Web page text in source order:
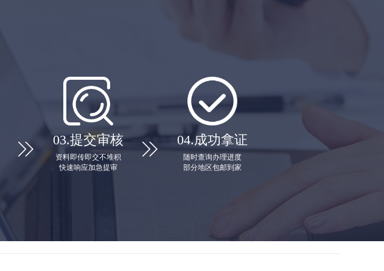
 03.提交审核
资料即传即交不堆积
快速响应加急提审
 04.成功拿证
随时查询办理进度
部分地区包邮到家